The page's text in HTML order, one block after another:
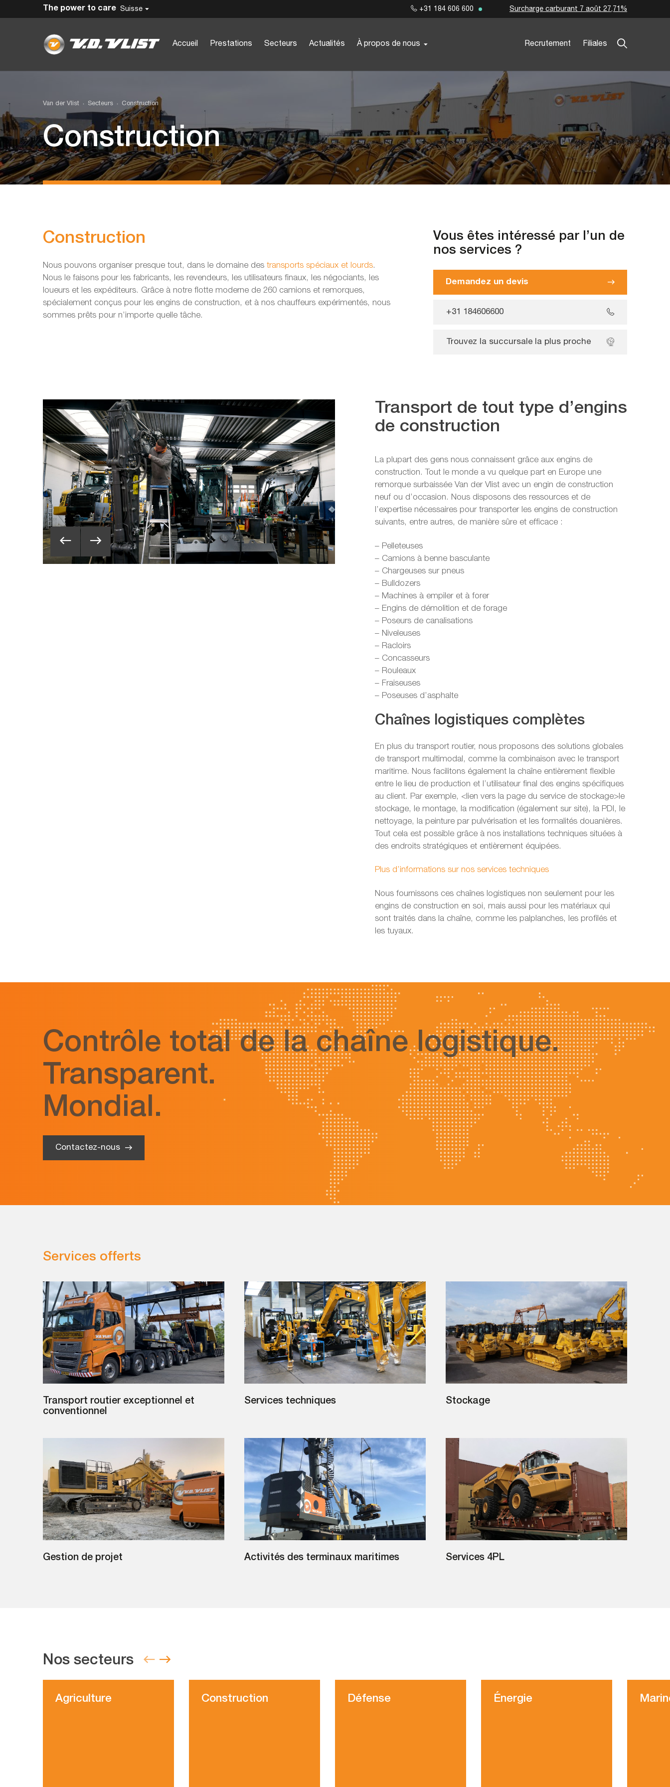
Suisse
Accueil Prestations Secteurs Actualités À propos de nous Recrutement Filiales
The power to care +31 184 606 600 Surcharge carburant 7 août 27,71%
Van der Vlist Secteurs Construction
Construction
Construction
Nous pouvons organiser presque tout, dans le domaine des transports spéciaux et lourds.
Nous le faisons pour les fabricants, les revendeurs, les utilisateurs finaux, les négociants, les
loueurs et les expéditeurs. Grâce à notre flotte moderne de 260 camions et remorques,
spécialement conçus pour les engins de construction, et à nos chauffeurs expérimentés, nous
sommes prêts pour n’importe quelle tâche.
Vous êtes intéressé par l’un de
nos services ?
Demandez un devis
+31 184606600
Trouvez la succursale la plus proche
Transport de tout type d’engins
de construction
La plupart des gens nous connaissent grâce aux engins de
construction. Tout le monde a vu quelque part en Europe une
remorque surbaissée Van der Vlist avec un engin de construction
neuf ou d’occasion. Nous disposons des ressources et de
l’expertise nécessaires pour transporter les engins de construction
suivants, entre autres, de manière sûre et efficace :
– Pelleteuses
– Camions à benne basculante
– Chargeuses sur pneus
– Bulldozers
– Machines à empiler et à forer
– Engins de démolition et de forage
– Poseurs de canalisations
– Niveleuses
– Racloirs
– Concasseurs
– Rouleaux
– Fraiseuses
– Poseuses d’asphalte
Chaînes logistiques complètes
En plus du transport routier, nous proposons des solutions globales
de transport multimodal, comme la combinaison avec le transport
maritime. Nous facilitons également la chaîne entièrement flexible
entre le lieu de production et l’utilisateur final des engins spécifiques
au client. Par exemple, <lien vers la page du service de stockage>le
stockage, le montage, la modification (également sur site), la PDI, le
nettoyage, la peinture par pulvérisation et les formalités douanières.
Tout cela est possible grâce à nos installations techniques situées à
des endroits stratégiques et entièrement équipées.
Plus d’informations sur nos services techniques
Nous fournissons ces chaînes logistiques non seulement pour les
engins de construction en soi, mais aussi pour les matériaux qui
sont traités dans la chaîne, comme les palplanches, les profilés et
les tuyaux.
Contrôle total de la chaîne logistique.
Transparent.
Mondial.
Contactez-nous
Services offerts
Transport routier exceptionnel et
conventionnel
Services techniques Stockage
Gestion de projet Activités des terminaux maritimes Services 4PL
Nos secteurs
Agriculture Construction Défense Énergie